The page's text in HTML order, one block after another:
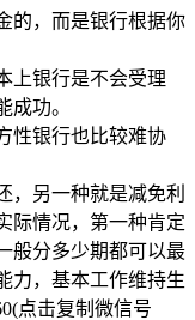
的，而是银行根据你
上银行是不会受理
成功。
性银行也比较难协
，另一种就是减免利
际情况，第一种肯定
般分多少期都可以最
力，基本工作维持生
点击复制微信号